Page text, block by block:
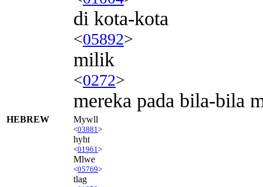
di kota-kota
<05892>
milik
<0272>
mereka pada bila-bila
HEBREW Mywll
<03881 >
hyht
<01961 >
Mlwe
<05769>
tlag